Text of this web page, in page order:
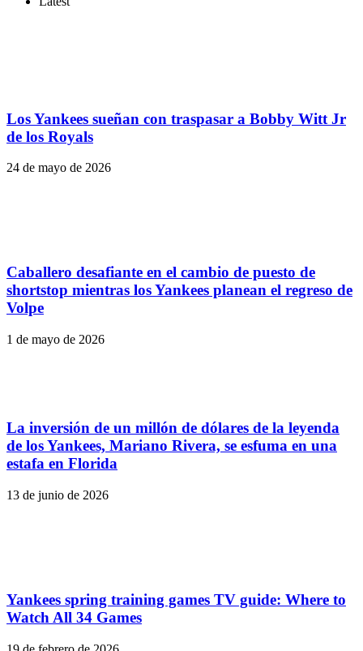
Los Yankees sueñan con traspasar a Bobby Witt Jr
de los Royals
24 de mayo de 2026
Caballero desafiante en el cambio de puesto de
shortstop mientras los Yankees planean el regreso de
Volpe
1 de mayo de 2026
La inversión de un millón de dólares de la leyenda
de los Yankees, Mariano Rivera, se esfuma en una
estafa en Florida
13 de junio de 2026
Yankees spring training games TV guide: Where to
Watch All 34 Games